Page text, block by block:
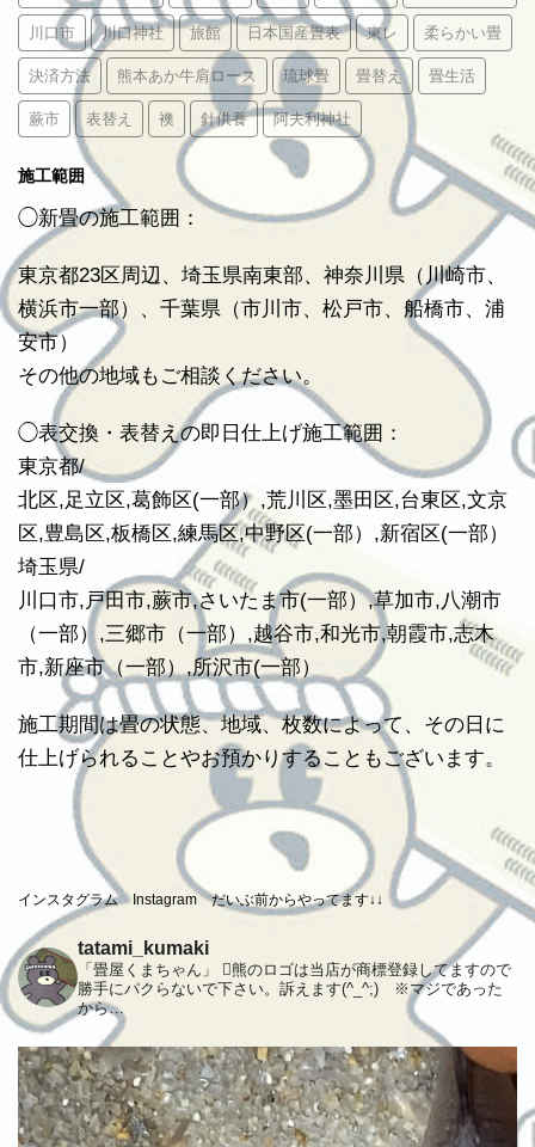
川口市 川口神社 旅館 日本国産畳表 東レ 柔らかい畳
決済方法 熊本あか牛肩ロース 琉球畳 畳替え 畳生活
蕨市 表替え 襖 針供養 阿夫利神社
施工範囲
◯新畳の施工範囲：
東京都23区周辺、埼玉県南東部、神奈川県（川崎市、
横浜市一部）、千葉県（市川市、松戸市、船橋市、浦
安市）
その他の地域もご相談ください。
◯表交換・表替えの即日仕上げ施工範囲：
東京都/
北区,足立区,葛飾区(一部）,荒川区,墨田区,台東区,文京
区,豊島区,板橋区,練馬区,中野区(一部）,新宿区(一部）
埼玉県/
川口市,戸田市,蕨市,さいたま市(一部）,草加市,八潮市
（一部）,三郷市（一部）,越谷市,和光市,朝霞市,志木
市,新座市（一部）,所沢市(一部）
施工期間は畳の状態、地域、枚数によって、その日に
仕上げられることやお預かりすることもございます。
インスタグラム Instagram だいぶ前からやってます↓↓
tatami_kumaki
「畳屋くまちゃん」 熊のロゴは当店が商標登録してますので
勝手にパクらないで下さい。訴えます(^_^;) ※マジであった
から…